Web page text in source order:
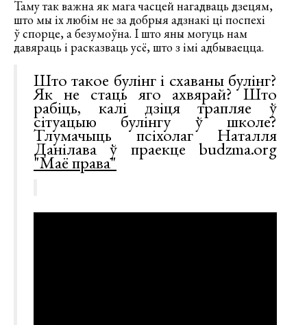
Таму так важна як мага часцей нагадваць дзецям,
што мы іх любім не за добрыя адзнакі ці поспехі
ў спорце, а безумоўна. І што яны могуць нам
давяраць і расказваць усё, што з імі адбываецца.
Што такое булінг і схаваны булінг?
Як не стаць яго ахвярай? Што
рабіць, калі дзіця трапляе ў
сітуацыю булінгу ў школе?
Тлумачыць псіхолаг Наталля
Данілава ў праекце budzma.org
"Маё права"